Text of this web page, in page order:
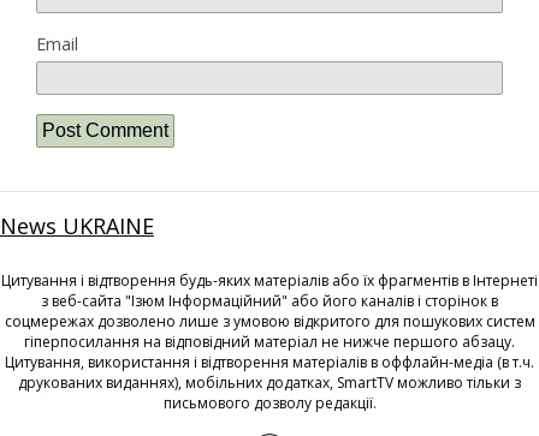
Email
News UKRAINE
Цитування і відтворення будь-яких матеріалів або їх фрагментів в Інтернеті
з веб-сайта "Ізюм Інформаційний" або його каналів і сторінок в
соцмережах дозволено лише з умовою відкритого для пошукових систем
гіперпосилання на відповідний матеріал не нижче першого абзацу.
Цитування, використання і відтворення матеріалів в оффлайн-медіа (в т.ч.
друкованих виданнях), мобільних додатках, SmartTV можливо тільки з
письмового дозволу редакції.